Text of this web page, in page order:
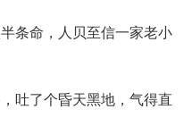
条命，人贝至信一家老小
了个昏天黑地，气得直